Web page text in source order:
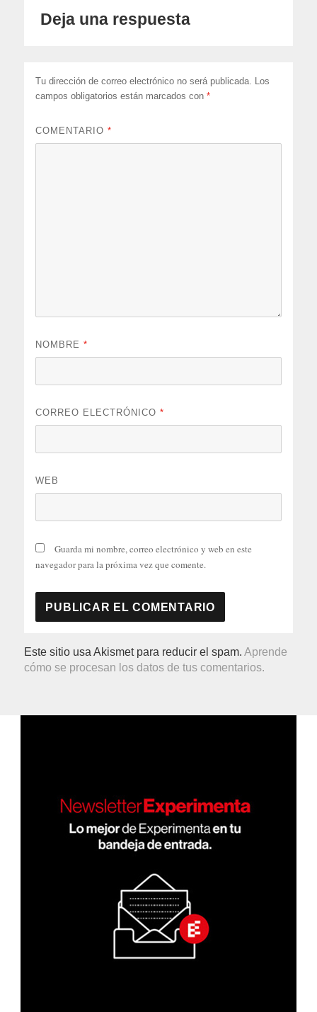
Deja una respuesta
Tu dirección de correo electrónico no será publicada. Los
campos obligatorios están marcados con*
COMENTARIO*
NOMBRE*
CORREO ELECTRÓNICO*
WEB
Guarda mi nombre, correo electrónico y web en este
navegador para la próxima vez que comente.
Este sitio usa Akismet para reducir el spam.Aprende
cómo se procesan los datos de tus comentarios.